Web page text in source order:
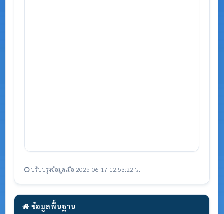
ข้อมูลพื้นฐาน
ปรับปรุงข้อมูลเมื่อ 2025-06-17 12:53:22 น.